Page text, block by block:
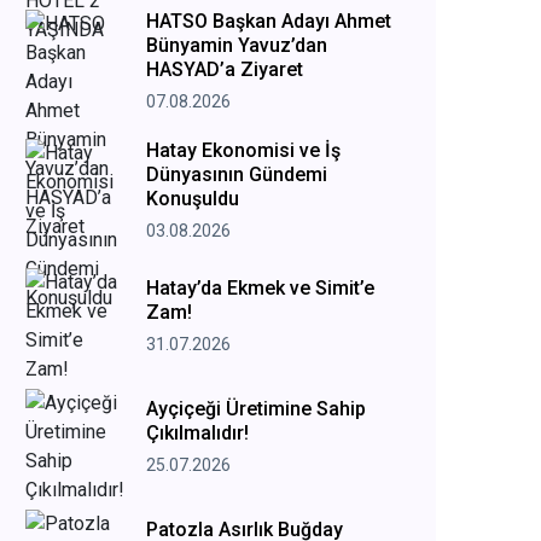
HATSO Başkan Adayı Ahmet
Bünyamin Yavuz’dan
HASYAD’a Ziyaret
07.08.2026
Hatay Ekonomisi ve İş
Dünyasının Gündemi
Konuşuldu
03.08.2026
Hatay’da Ekmek ve Simit’e
Zam!
31.07.2026
Ayçiçeği Üretimine Sahip
Çıkılmalıdır!
25.07.2026
Patozla Asırlık Buğday